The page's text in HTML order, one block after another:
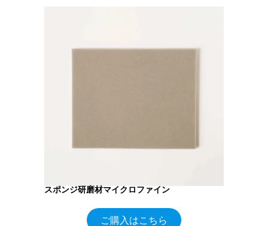
スポンジ研磨材マイクロファイン
ご購入はこちら